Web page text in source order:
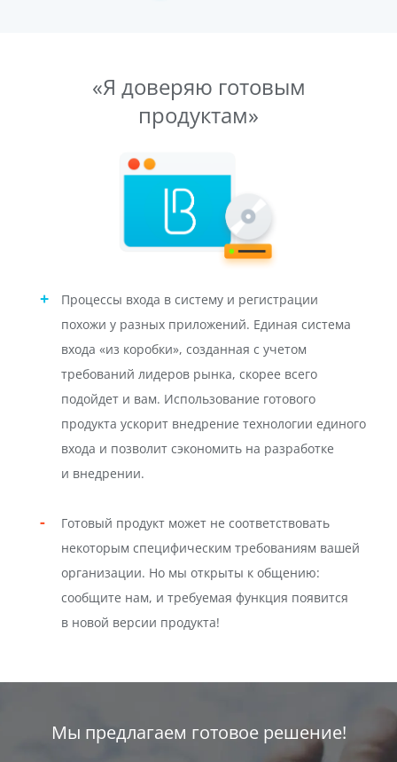
«Я доверяю готовым
продуктам»
Процессы входа в систему и регистрации
похожи у разных приложений. Единая система
входа «из коробки», созданная с учетом
требований лидеров рынка, скорее всего
подойдет и вам. Использование готового
продукта ускорит внедрение технологии единого
входа и позволит сэкономить на разработке
и внедрении.
Готовый продукт может не соответствовать
некоторым специфическим требованиям вашей
организации. Но мы открыты к общению:
сообщите нам, и требуемая функция появится
в новой версии продукта!
Мы предлагаем готовое решение!